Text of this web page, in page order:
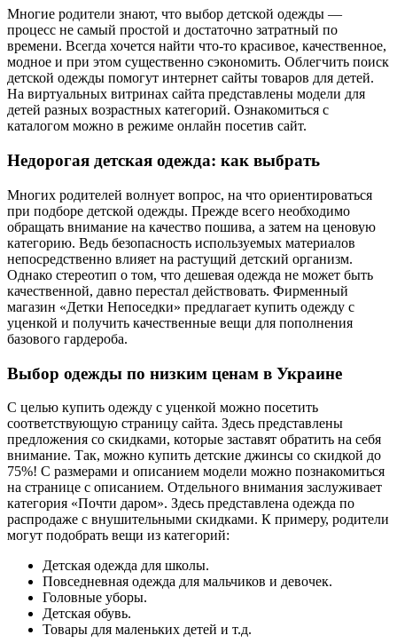
Многие родители знают, что выбор детской одежды —
процесс не самый простой и достаточно затратный по
времени. Всегда хочется найти что-то красивое, качественное,
модное и при этом существенно сэкономить. Облегчить поиск
детской одежды помогут интернет сайты товаров для детей.
На виртуальных витринах сайта представлены модели для
детей разных возрастных категорий. Ознакомиться с
каталогом можно в режиме онлайн посетив сайт.
Недорогая детская одежда: как выбрать
Многих родителей волнует вопрос, на что ориентироваться
при подборе детской одежды. Прежде всего необходимо
обращать внимание на качество пошива, а затем на ценовую
категорию. Ведь безопасность используемых материалов
непосредственно влияет на растущий детский организм.
Однако стереотип о том, что дешевая одежда не может быть
качественной, давно перестал действовать. Фирменный
магазин «Детки Непоседки» предлагает купить одежду с
уценкой и получить качественные вещи для пополнения
базового гардероба.
Выбор одежды по низким ценам в Украине
С целью купить одежду с уценкой можно посетить
соответствующую страницу сайта. Здесь представлены
предложения со скидками, которые заставят обратить на себя
внимание. Так, можно купить детские джинсы со скидкой до
75%! С размерами и описанием модели можно познакомиться
на странице с описанием. Отдельного внимания заслуживает
категория «Почти даром». Здесь представлена одежда по
распродаже с внушительными скидками. К примеру, родители
могут подобрать вещи из категорий:
Детская одежда для школы.
Повседневная одежда для мальчиков и девочек.
Головные уборы.
Детская обувь.
Товары для маленьких детей и т.д.